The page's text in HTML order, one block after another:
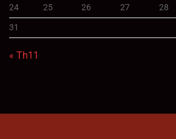
24
25 26 27 28
31
« Th11